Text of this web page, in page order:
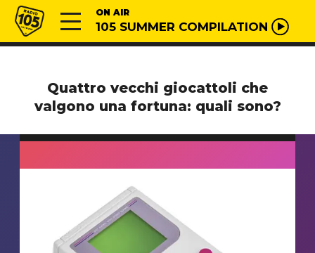
Vai al contenuto
Radio 105 ON AIR
105 SUMMER COMPILATION
Quattro vecchi giocattoli che
valgono una fortuna: quali sono?